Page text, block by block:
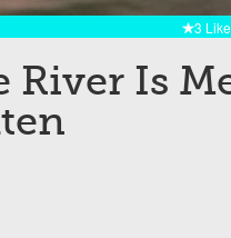
3
River Is